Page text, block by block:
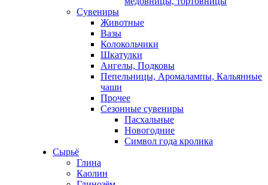
Сувениры
Животные
Вазы
Колокольчики
Шкатулки
Ангелы, Подковы
Пепельницы, Аромалампы, Кальянные
чаши
Прочее
Сезонные сувениры
Пасхальные
Новогодние
Символ года кролика
Сырьё
Глина
Каолин